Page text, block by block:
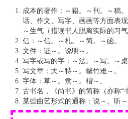
成本的著作：～籍。～刊。～稿
话、作文、写字、画画等方面表
～生气（指读书人脱离实际的习气
信：～信。～札。～简。～函。
文件：证～。说明～。
写字或写的字：～法。～写。～桌
写文章：大～特～。罄竹难～。
字体：草～。隶～。楷～。
古书名，《尚书》的简称（亦称“
某些曲艺形式的通称：说～。听～